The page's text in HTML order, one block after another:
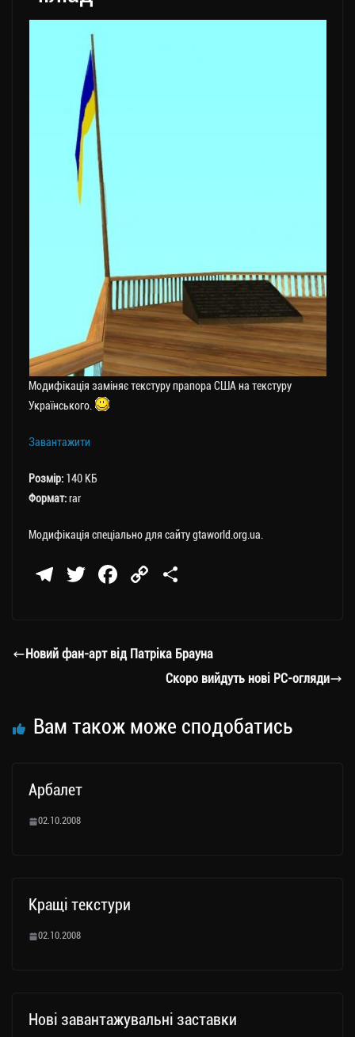
Модифікація заміняє текстуру прапора США на текстуру
Українського.
Завантажити
Розмір: 140 КБ
Формат:rar
Модифікація спеціально для сайту gtaworld.org.ua.
Te
a
T
er
Fa
ok
C
Li
nk
ли
ти
Новий фан-арт від Патріка Брауна
Скоро вийдуть нові РС-огляди
Вам також може сподобатись
Арбалет
02.10.2008
Кращі текстури
02.10.2008
Нові завантажувальні заставки